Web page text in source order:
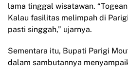
lama tinggal wisatawan.
Kalau fasilitas melimpah di
pasti singgah,” ujarnya.
Sementara itu, Bupati Parigi
dalam sambutannya